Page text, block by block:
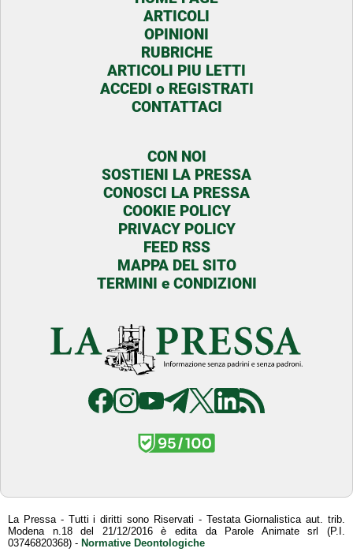
ARTICOLI
OPINIONI
RUBRICHE
ARTICOLI PIU LETTI
ACCEDI o REGISTRATI
CONTATTACI
CON NOI
SOSTIENI LA PRESSA
CONOSCI LA PRESSA
COOKIE POLICY
PRIVACY POLICY
FEED RSS
MAPPA DEL SITO
TERMINI e CONDIZIONI
La Pressa - Tutti i diritti sono Riservati - Testata Giornalistica aut. trib.
Modena n.18 del 21/12/2016 è edita da Parole Animate srl (P.I.
03746820368) - Normative Deontologiche